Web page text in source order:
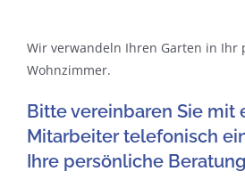
Wir verwandeln Ihren Garten in Ihr
Wohnzimmer.
Bitte vereinbaren Sie mit
Mitarbeiter telefonisch
Ihre persönliche